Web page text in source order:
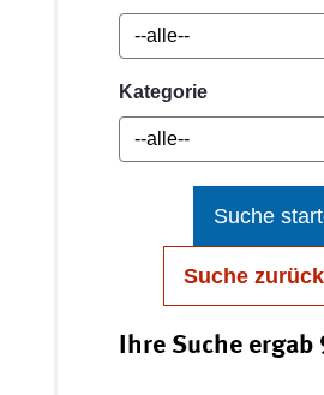
Kategorie
Suche
Suche
Ihre Suche